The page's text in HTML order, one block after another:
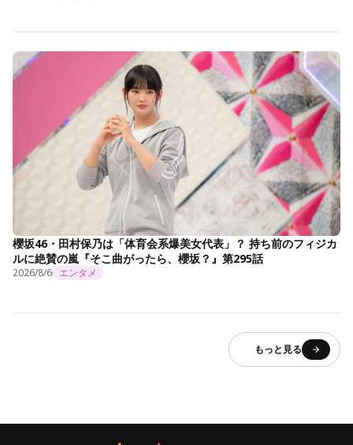
櫻坂46・田村保乃は「体育会系爆美女代表」？ 持ち前のフィジカ
ルに絶賛の嵐『そこ曲がったら、櫻坂？』第295話
2026/8/6 エンタメ
もっと見る